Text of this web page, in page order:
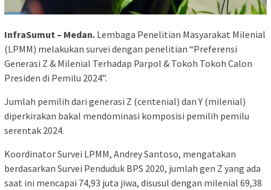
InfraSumut – Medan. Lembaga Penelitian Masyarakat Milenial
(LPMM) melakukan survei dengan penelitian “Preferensi
Generasi Z & Milenial Terhadap Parpol & Tokoh Tokoh Calon
Presiden di Pemilu 2024”.
Jumlah pemilih dari generasi Z (centenial) dan Y (milenial)
diperkirakan bakal mendominasi komposisi pemilih pemilu
serentak 2024.
Koordinator Survei LPMM, Andrey Santoso, mengatakan
berdasarkan Survei Penduduk BPS 2020, jumlah gen Z yang ada
saat ini mencapai 74,93 juta jiwa, disusul dengan milenial 69,38